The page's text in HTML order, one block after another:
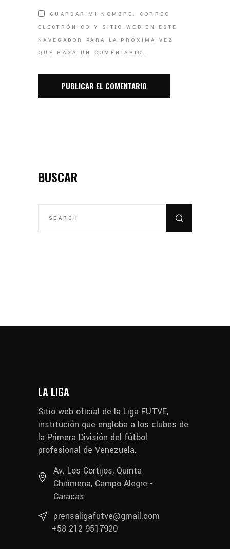
GUARDAR MI NOMBRE, CORREO
ELECTRÓNICO Y SITIO WEB EN ESTE
NAVEGADOR PARA LA PRÓXIMA VEZ
QUE HAGA UN COMENTARIO.
BUSCAR
LA LIGA
Sitio web oficial de la Liga FUTVE,
institución que engloba a los clubes de
la Primera División del fútbol
profesional de Venezuela.
Av. Los Cortijos, Quinta
Chirimena, Campo Alegre -
Caracas
prensaligafutve@gmail.com
+58 212 9517920